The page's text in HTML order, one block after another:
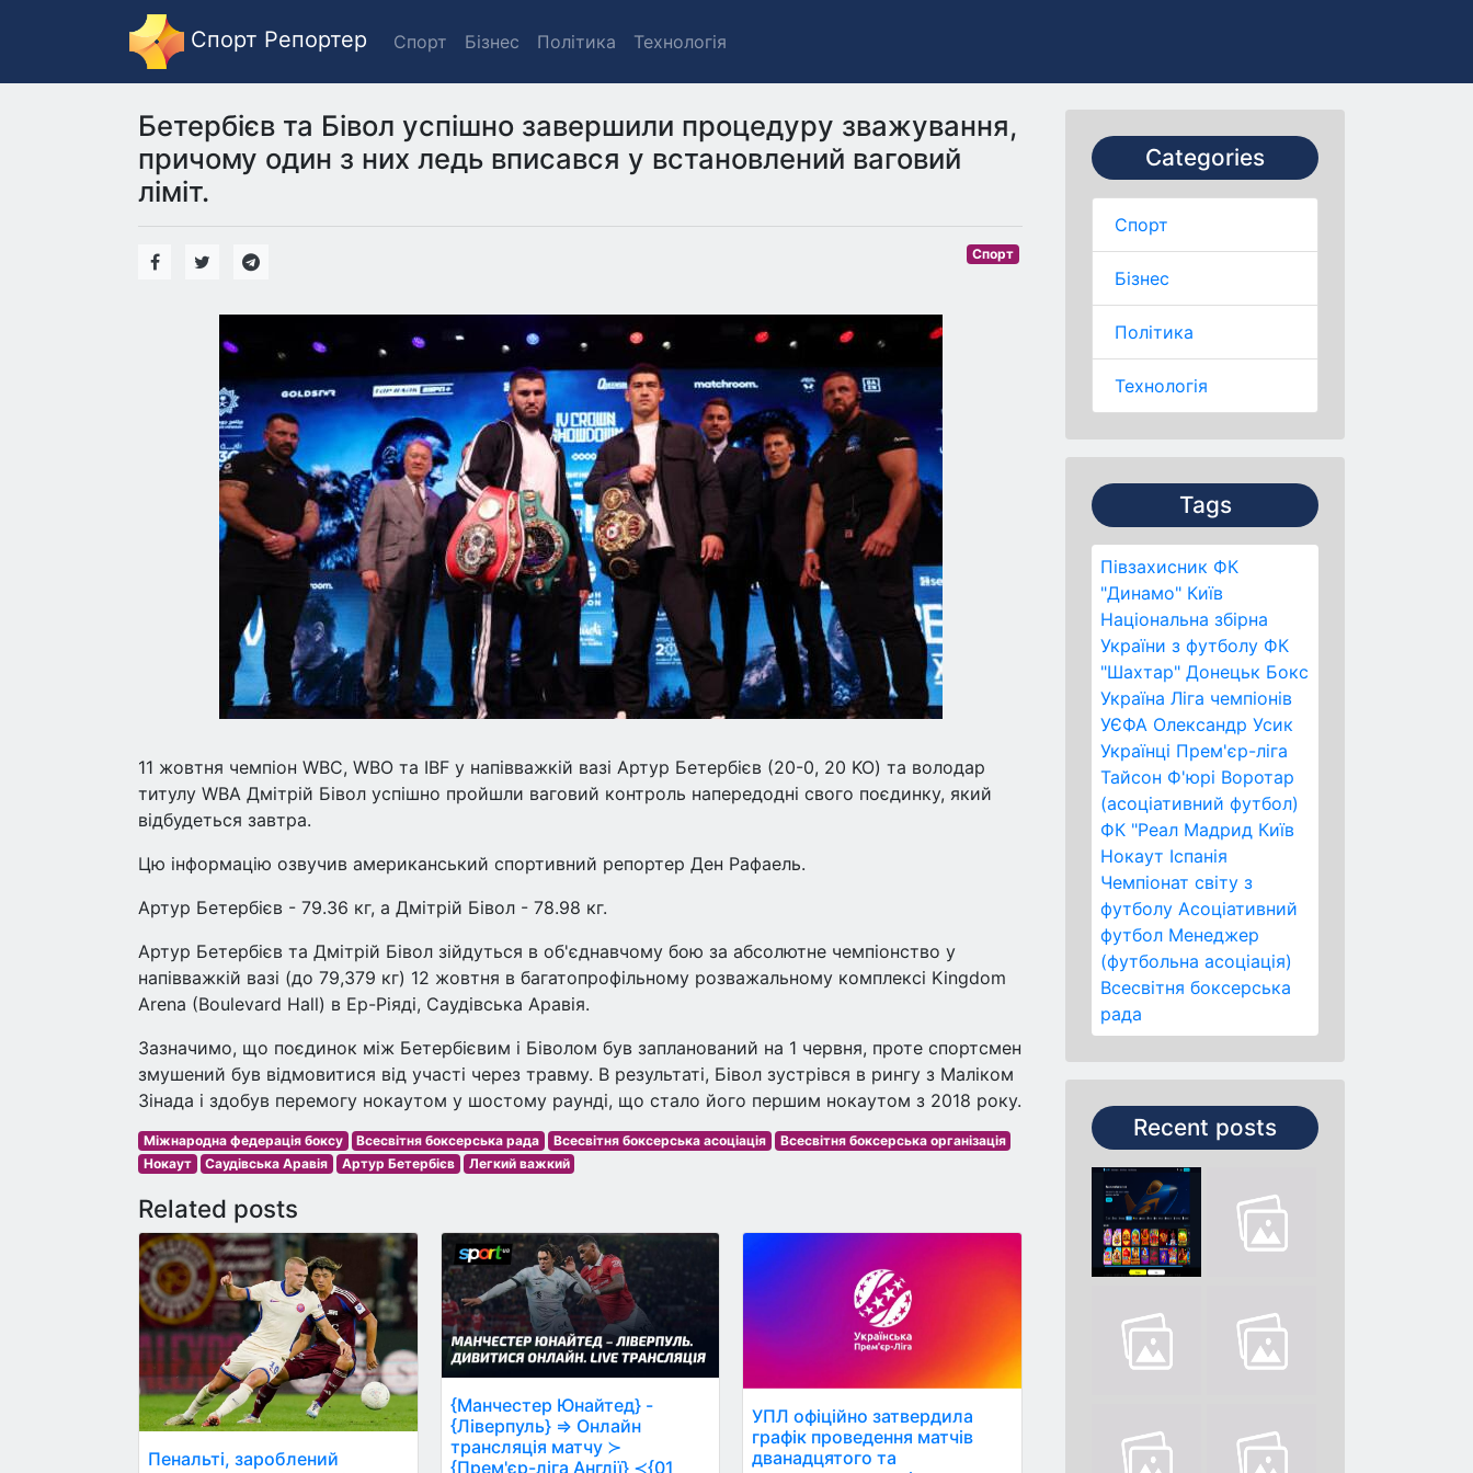
Спорт Репортер Спорт Бізнес Політика Технологія
Categories
Спорт
Бізнес
Політика
Технологія
Tags
Півзахисник ФК
"Динамо" Київ
Національна збірна
України з футболу ФК
"Шахтар" Донецьк Бокс
Україна Ліга чемпіонів
УЄФА Олександр Усик
Українці Прем'єр-ліга
Тайсон Ф'юрі Воротар
(асоціативний футбол)
ФК "Реал Мадрид Київ
Нокаут Іспанія
Чемпіонат світу з
футболу Асоціативний
футбол Менеджер
(футбольна асоціація)
Всесвітня боксерська
рада
Recent posts
Бетербієв та Бівол успішно завершили процедуру зважування,
причому один з них ледь вписався у встановлений ваговий
ліміт.
Спорт
11 жовтня чемпіон WBC, WBO та IBF у напівважкій вазі Артур Бетербієв (20-0, 20 KO) та володар
титулу WBA Дмітрій Бівол успішно пройшли ваговий контроль напередодні свого поєдинку, який
відбудеться завтра.
Цю інформацію озвучив американський спортивний репортер Ден Рафаель.
Артур Бетербієв - 79.36 кг, а Дмітрій Бівол - 78.98 кг.
Артур Бетербієв та Дмітрій Бівол зійдуться в об'єднавчому бою за абсолютне чемпіонство у
напівважкій вазі (до 79,379 кг) 12 жовтня в багатопрофільному розважальному комплексі Kingdom
Arena (Boulevard Hall) в Ер-Ріяді, Саудівська Аравія.
Зазначимо, що поєдинок між Бетербієвим і Біволом був запланований на 1 червня, проте спортсмен
змушений був відмовитися від участі через травму. В результаті, Бівол зустрівся в рингу з Маліком
Зінада і здобув перемогу нокаутом у шостому раунді, що стало його першим нокаутом з 2018 року.
Міжнародна федерація боксу Всесвітня боксерська рада Всесвітня боксерська асоціація
Всесвітня боксерська організація
Нокаут
Саудівська Аравія Артур Бетербієв Легкий важкий
Related posts
Пенальті, зароблений
{Манчестер Юнайтед} -
{Ліверпуль} ⇒ Онлайн
трансляція матчу ≻
{Прем'єр-ліга Англії} ≺{01
УПЛ офіційно затвердила
графік проведення матчів
дванадцятого та